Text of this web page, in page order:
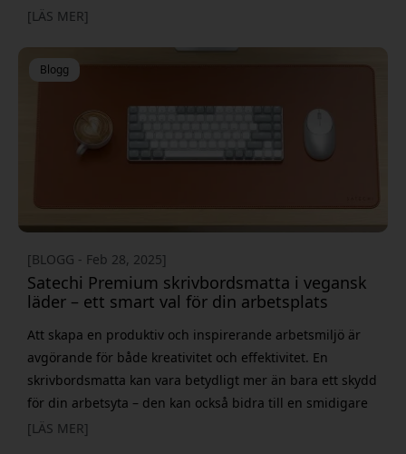
10‑kärnig CPU och 10‑kärnig GPU med stöd för upp
till 14 CPU‑kärnor, 20 GPU‑kärnor och 64 GB minne med
mer än dubblerad minnesbandbred
[LÄS MER]
Blogg
[BLOGG - Feb 28, 2025]
Satechi Premium skrivbordsmatta i vegansk
läder – ett smart val för din arbetsplats
Att skapa en produktiv och inspirerande arbetsmiljö är
avgörande för både kreativitet och effektivitet. En
skrivbordsmatta kan vara betydligt mer än bara ett skydd
för din arbetsyta – den kan också bidra till en smidigare
och mer organiserad vardag. Satechis Premium
[LÄS MER]